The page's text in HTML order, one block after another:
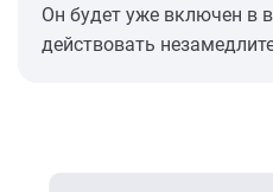
Он будет уже включен в
действовать